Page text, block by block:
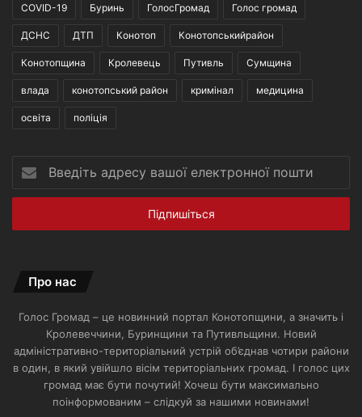
COVID-19 Буринь ГолосГромад Голос громад
ДСНС ДТП Конотоп Конотопськийрайон
Конотопщина Кролевець Путивль Сумщина
влада конотопський район кримінал медицина
освіта поліція
адресу
вашої
пошти
Про нас
Голос Громад – це новинний портал Конотопщини, а значить і
Кролевеччини, Буринщини та Путивльщини. Новий
адміністративно-територіальний устрій об’єднав чотири райони
в один, в який увійшло вісім територіальних громад. І голос цих
громад має бути почутий! Хочеш бути максимально
поінформованим – слідкуй за нашими новинами!